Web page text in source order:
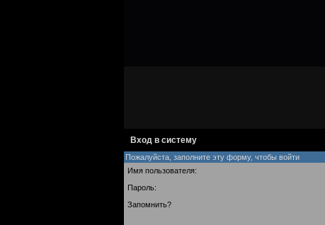
Вход в систему
Пожалуйста, заполните эту форму, чтобы войти
Имя пользователя:
Пароль:
Запомнить?